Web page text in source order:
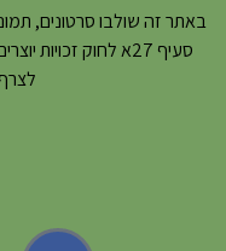
באתר זה שולבו סרטונים,
סעיף 27א לחוק